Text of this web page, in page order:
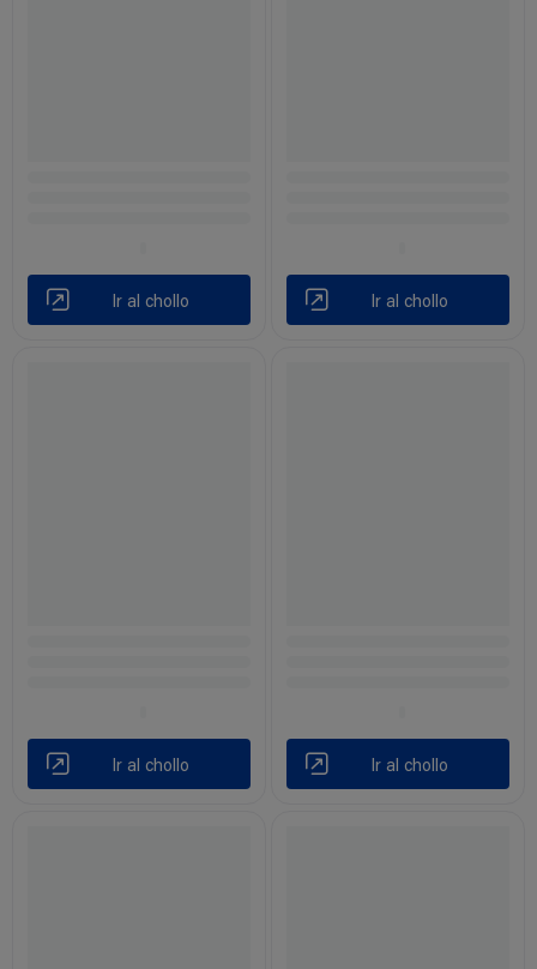
Ir al chollo Ir al chollo
Ir al chollo Ir al chollo